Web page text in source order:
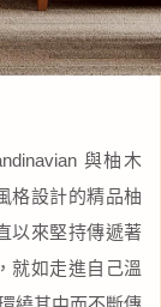
與柚木
格設計的精品柚
以來堅持傳遞著
就如走進自己溫